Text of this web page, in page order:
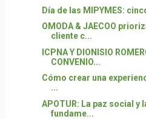
Día de las MIPYMES:
OMODA & JAECOO
cliente c...
ICPNA Y DIONISIO
CONVENIO...
Cómo crear una
...
APOTUR: La paz social y
fundame...